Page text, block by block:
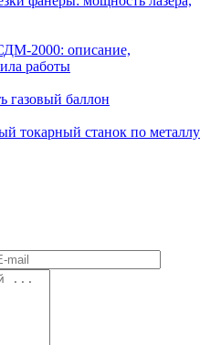
2000: описание,
работы
газовый баллон
токарный станок по металлу